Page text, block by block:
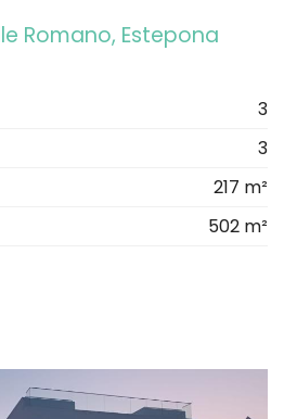
Romano, Estepona
3
3
217 m²
502 m²